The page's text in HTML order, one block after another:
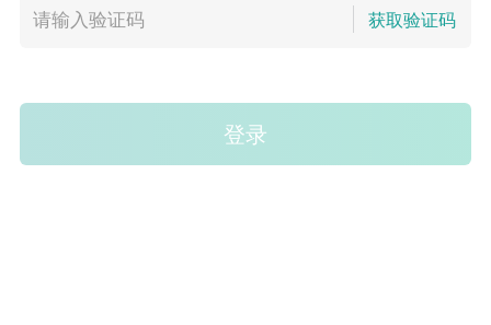
获取验证码
登录